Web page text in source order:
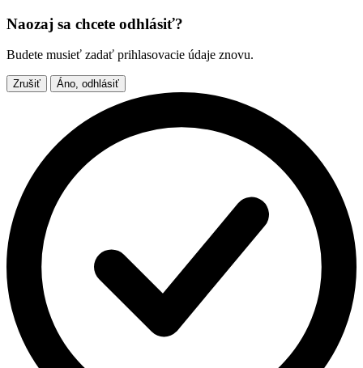
Naozaj sa chcete odhlásiť?
Budete musieť zadať prihlasovacie údaje znovu.
Zrušiť Áno, odhlásiť